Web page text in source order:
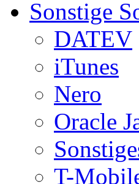
Sonstige
DATEV
iTunes
Nero
Oracle
T-